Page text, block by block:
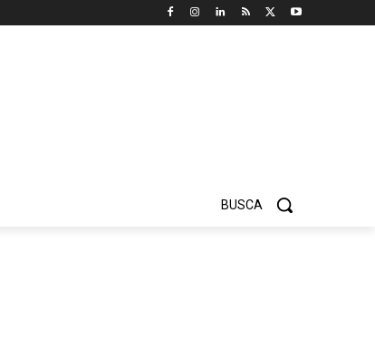
BUSCA